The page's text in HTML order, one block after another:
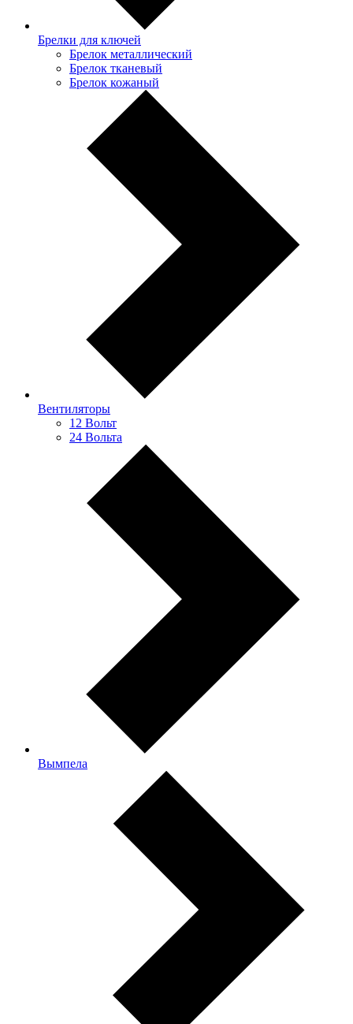
Брелки для ключей
Брелок металлический
Брелок тканевый
Брелок кожаный
Вентиляторы
12 Вольт
24 Вольта
Вымпела